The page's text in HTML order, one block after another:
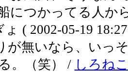
につかってる人か
( 2002-05-19
が無いなら、いっ
。（笑） / しろね